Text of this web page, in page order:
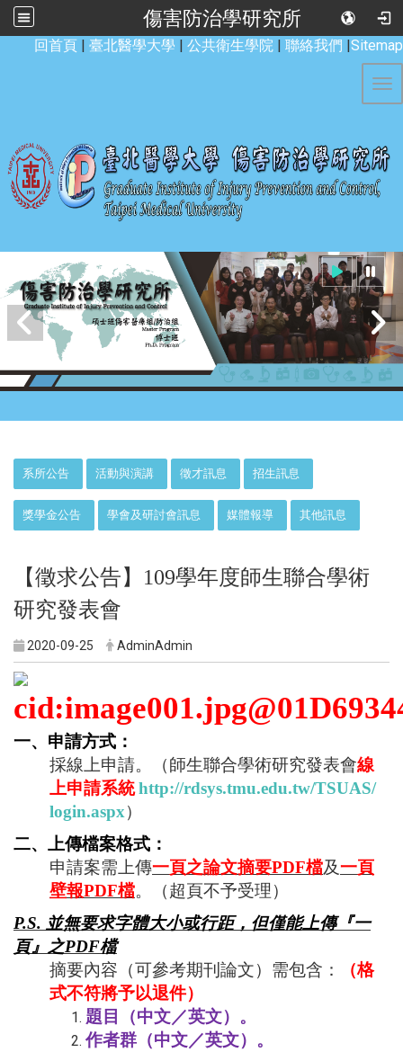
傷害防治學研究所
回首頁 | 臺北醫學大學 | 公共衛生學院 | 聯絡我們 |Sitemap
系所公告 活動與演講 徵才訊息 招生訊息
獎學金公告 學會及研討會訊息 媒體報導 其他訊息
【徵求公告】109學年度師生聯合學術
研究發表會
2020-09-25 AdminAdmin
一、申請方式：
採線上申請。（師生聯合學術研究發表會線
上申請系統http://rdsys.tmu.edu.tw/TSUAS/
login.aspx）
二、上傳檔案格式：
申請案需上傳一頁之論文摘要PDF檔及一頁
壁報PDF檔。（超頁不予受理）
P.S. 並無要求字體大小或行距，但僅能上傳『一
頁』之PDF檔
摘要內容（可參考期刊論文）需包含：
（格
式不符將予以退件）
題目（中文／英文）。
作者群（中文／英文）。